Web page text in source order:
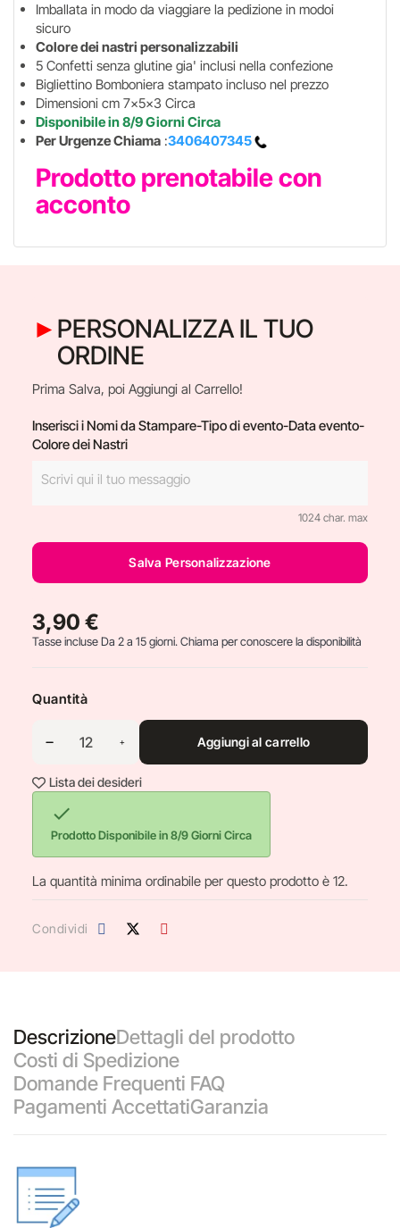
Imballata in modo da viaggiare la pedizione in modoi
sicuro
Colore dei nastri personalizzabili
5 Confetti senza glutine gia' inclusi nella confezione
Bigliettino Bomboniera stampato incluso nel prezzo
Dimensioni cm 7x5x3 Circa
Disponibile in 8/9 Giorni Circa
Per Urgenze Chiama :3406407345
Prodotto prenotabile con
acconto
PERSONALIZZA IL TUO
ORDINE
Prima Salva, poi Aggiungi al Carrello!
Inserisci i Nomi da Stampare-Tipo di evento-Data evento-
Colore dei Nastri
1024 char. max
Salva Personalizzazione
3,90 €
Tasse incluseDa 2 a 15 giorni. Chiama per conoscere la disponibilità
Quantità
Aggiungi al carrello
Lista dei desideri

Prodotto Disponibile in 8/9 Giorni Circa
La quantità minima ordinabile per questo prodotto è 12.
Condividi
DescrizioneDettagli del prodotto
Costi di Spedizione
Domande Frequenti FAQ
Pagamenti AccettatiGaranzia